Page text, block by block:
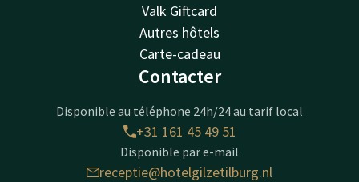
Valk Giftcard
Autres hôtels
Carte-cadeau
Contacter
Disponible au téléphone 24h/24 au tarif local
+31 161 45 49 51
Disponible par e-mail
receptie@hotelgilzetilburg.nl